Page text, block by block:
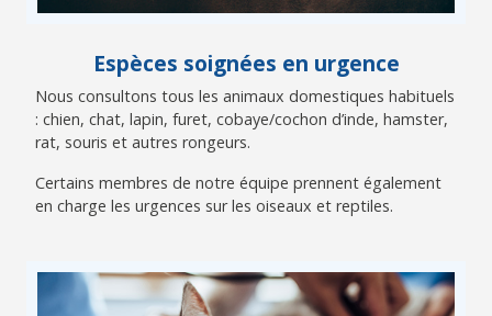
Espèces soignées en urgence
Nous consultons tous les animaux domestiques habituels
: chien, chat, lapin, furet, cobaye/cochon d’inde, hamster,
rat, souris et autres rongeurs.
Certains membres de notre équipe prennent également
en charge les urgences sur les oiseaux et reptiles.